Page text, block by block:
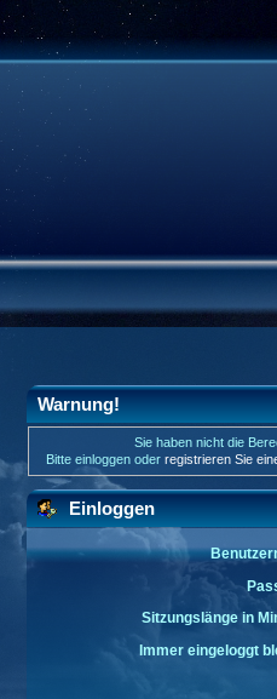
Warnung!
Sie haben nicht die
Bitte einloggen oder registrieren Sie
Einloggen
Sitzungslänge in
Immer eingeloggt